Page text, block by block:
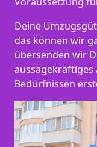
Deine
das können wir
übersenden wir
aussagekräftiges
Bedürfnissen